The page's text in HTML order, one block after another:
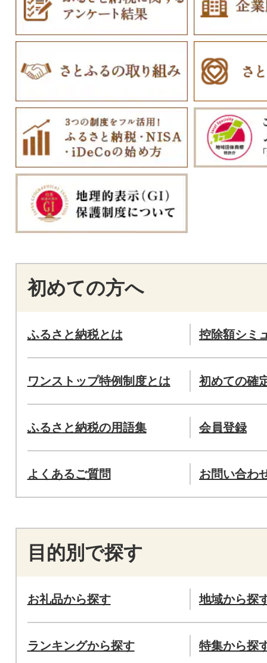
初めての方へ
ふるさと納税とは 控除額シミ
ワンストップ特例制度とは 初めての確
ふるさと納税の用語集 会員登録
よくあるご質問 お問い合わ
目的別で探す
お礼品から探す 地域から探
ランキングから探す 特集から探